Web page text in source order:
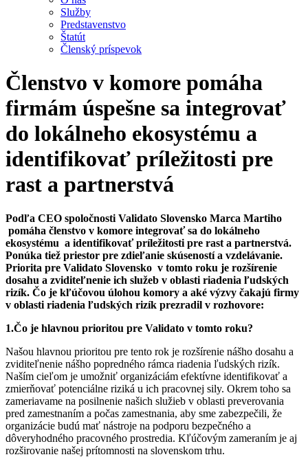
Služby
Predstavenstvo
Štatút
Členský príspevok
Členstvo v komore pomáha
firmám úspešne sa integrovať
do lokálneho ekosystému a
identifikovať príležitosti pre
rast a partnerstvá
Podľa CEO spoločnosti Validato Slovensko Marca Martiho
pomáha členstvo v komore integrovať sa do lokálneho
ekosystému a identifikovať príležitosti pre rast a partnerstvá.
Ponúka tiež priestor pre zdieľanie skúseností a vzdelávanie.
Priorita pre Validato Slovensko v tomto roku je rozšírenie
dosahu a zviditeľnenie ich služeb v oblasti riadenia ľudských
rizík. Čo je kľúčovou úlohou komory a aké výzvy čakajú firmy
v oblasti riadenia ľudských rizík prezradil v rozhovore:
1.Čo je hlavnou prioritou pre Validato v tomto roku?
Našou hlavnou prioritou pre tento rok je rozšírenie nášho dosahu a
zviditeľnenie nášho popredného rámca riadenia ľudských rizík.
Naším cieľom je umožniť organizáciám efektívne identifikovať a
zmierňovať potenciálne riziká u ich pracovnej sily. Okrem toho sa
zameriavame na posilnenie našich služieb v oblasti preverovania
pred zamestnaním a počas zamestnania, aby sme zabezpečili, že
organizácie budú mať nástroje na podporu bezpečného a
dôveryhodného pracovného prostredia. Kľúčovým zameraním je aj
rozširovanie našej prítomnosti na slovenskom trhu.